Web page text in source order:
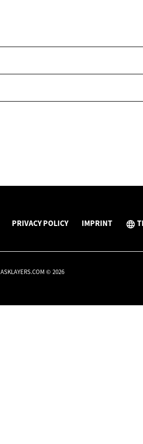
PRIVACY POLICY IMPRINT
ASKLAYERS.COM © 2026